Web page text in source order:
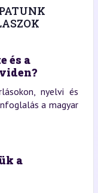
és a
nyelvi és
a magyar
a